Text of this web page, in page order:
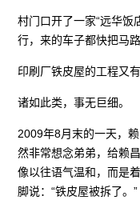
村门口开了一家“远华饭
行，来的车子都快把马路
印刷厂铁皮屋的工程又有
诸如此类，事无巨细。
2009年8月末的一天，
然非常想念弟弟，给赖
像以往语气温和，而是
脚说：“铁皮屋被拆了。”